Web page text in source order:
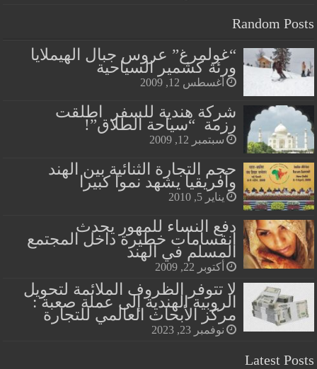
Random Posts
“غولمرغ” عروس جبال الهيملايا
ورئة كشمير السياحية
أغسطس 12, 2009
شركة هندية للسفر اطلقت
رزمة “سياحة الطلاق”!
سبتمبر 12, 2009
حجم التجارة الثنائية بين الهند
وأفريقيا يشهد نموا كبيرا
يناير 5, 2010
دفع النساء للمهور يحدث
انقسامات خطيرة داخل المجتمع
المسلم في الهند
أكتوبر 22, 2009
لا تتوفر الظروف الملائمة لتحويل
الروبية الهندية إلى عملة صعبة :
مركز الأبحاث العالمي للتجارة
نوفمبر 23, 2023
Latest Posts